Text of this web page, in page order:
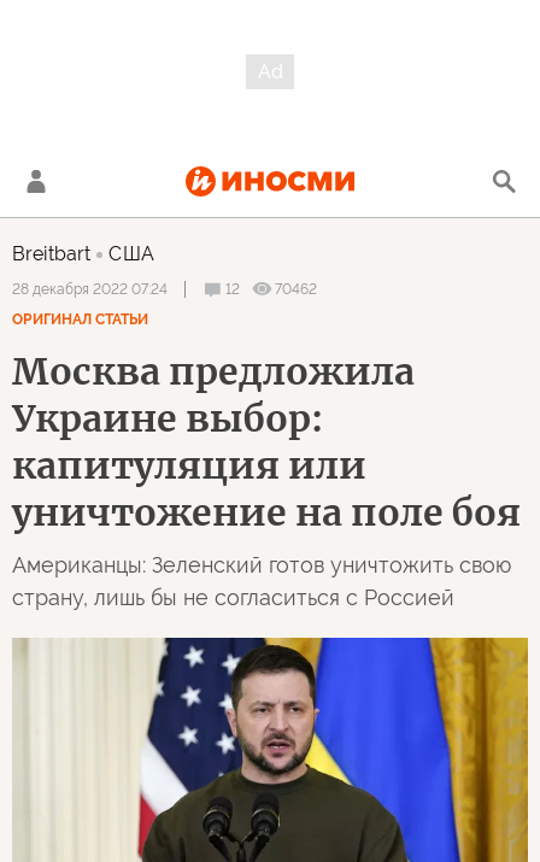
Breitbart США
28 декабря 2022 07:24 12
70462
ОРИГИНАЛ СТАТЬИ
Москва предложила
Украине выбор:
капитуляция или
уничтожение на поле боя
Американцы: Зеленский готов уничтожить свою
страну, лишь бы не согласиться с Россией